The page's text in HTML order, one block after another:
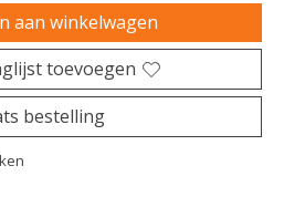
aan winkelwagen
toevoegen
bestelling